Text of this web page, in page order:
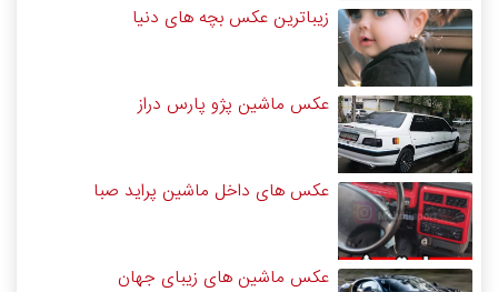
زیباترین عکس بچه های دنیا
عکس ماشین پژو پارس دراز
عکس های داخل ماشین پراید صبا
عکس ماشین های زیبای جهان